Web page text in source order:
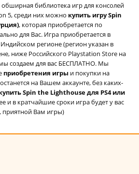
библиотека игр для консолей
5, среди них можно купить игру Spin
, которая приобретается по
для Вас. Игра приобретается в
регионе (регион указан в
ниже Российского Playstation Store на
создаем для вас БЕСПЛАТНО. Мы
приобретения игры и покупки на
на Вашем аккаунте, без каких-
Spin the Lighthouse для PS4 или
и в кратчайшие сроки игра будет у вас
приятной Вам игры)